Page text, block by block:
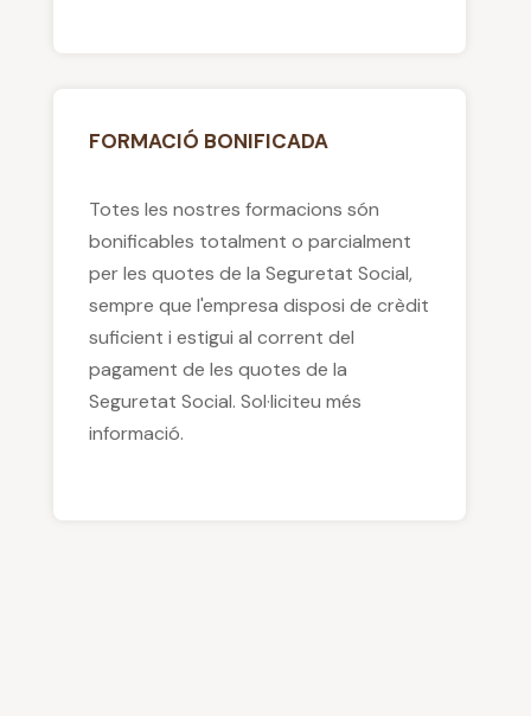
FORMACIÓ BONIFICADA
Totes les nostres formacions són
bonificables totalment o parcialment
per les quotes de la Seguretat Social,
sempre que l'empresa disposi de crèdit
suficient i estigui al corrent del
pagament de les quotes de la
Seguretat Social. Sol·liciteu més
informació.